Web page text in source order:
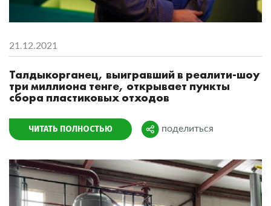
21.12.2021
Талдыкорганец, выигравший в реалити-шоу
три миллиона тенге, открывает пункты
сбора пластиковых отходов
ЧИТАТЬ ПОЛНОСТЬЮ Поделиться
поделиться